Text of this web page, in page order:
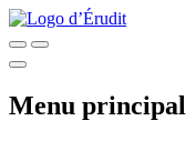
Menu principal